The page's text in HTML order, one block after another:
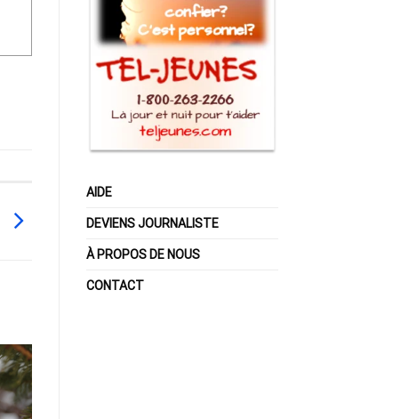
AIDE
DEVIENS JOURNALISTE
À PROPOS DE NOUS
CONTACT